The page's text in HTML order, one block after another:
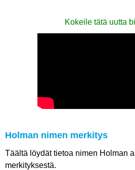
Kokeile tätä uutta
Holman nimen merkitys
Täältä löydät tietoa nimen Holman
merkityksestä.